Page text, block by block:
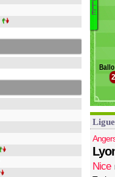
L
L
E
Nice